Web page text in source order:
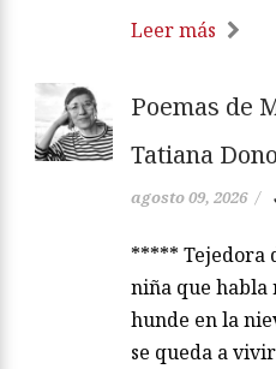
Leer más
Poemas de
Tatiana
agosto 09, 2026 /
***** Tejedora
niña que habla
hunde en la
se queda a